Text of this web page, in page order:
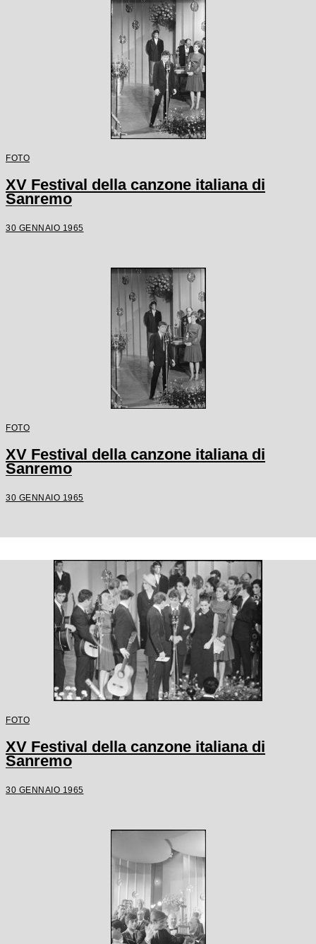
FOTO
XV Festival della canzone italiana di
Sanremo
30 GENNAIO 1965
FOTO
XV Festival della canzone italiana di
Sanremo
30 GENNAIO 1965
FOTO
XV Festival della canzone italiana di
Sanremo
30 GENNAIO 1965